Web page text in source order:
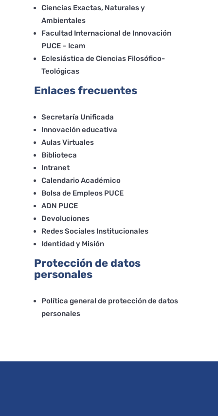
Ciencias Exactas, Naturales y
Ambientales
Facultad Internacional de Innovación
PUCE – Icam
Eclesiástica de Ciencias Filosófico-
Teológicas
Enlaces frecuentes
Secretaría Unificada
Innovación educativa
Aulas Virtuales
Biblioteca
Intranet
Calendario Académico
Bolsa de Empleos PUCE
ADN PUCE
Devoluciones
Redes Sociales Institucionales
Identidad y Misión
Protección de datos
personales
Política general de protección de datos
personales